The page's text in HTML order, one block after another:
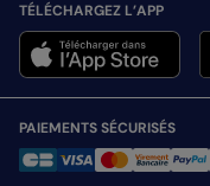
TÉLÉCHARGEZ L’APP
PAIEMENTS SÉCURISÉS